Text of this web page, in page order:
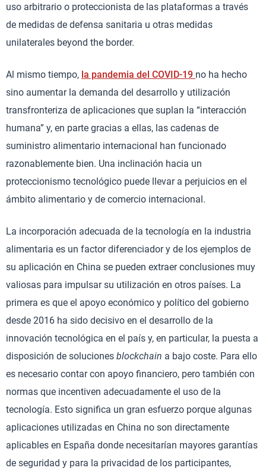
uso arbitrario o proteccionista de las plataformas a través
de medidas de defensa sanitaria u otras medidas
unilaterales beyond the border.
Al mismo tiempo, la pandemia del COVID-19 no ha hecho
sino aumentar la demanda del desarrollo y utilización
transfronteriza de aplicaciones que suplan la “interacción
humana” y, en parte gracias a ellas, las cadenas de
suministro alimentario internacional han funcionado
razonablemente bien. Una inclinación hacia un
proteccionismo tecnológico puede llevar a perjuicios en el
ámbito alimentario y de comercio internacional.
La incorporación adecuada de la tecnología en la industria
alimentaria es un factor diferenciador y de los ejemplos de
su aplicación en China se pueden extraer conclusiones muy
valiosas para impulsar su utilización en otros países. La
primera es que el apoyo económico y político del gobierno
desde 2016 ha sido decisivo en el desarrollo de la
innovación tecnológica en el país y, en particular, la puesta a
disposición de soluciones blockchain a bajo coste. Para ello
es necesario contar con apoyo financiero, pero también con
normas que incentiven adecuadamente el uso de la
tecnología. Esto significa un gran esfuerzo porque algunas
aplicaciones utilizadas en China no son directamente
aplicables en España donde necesitarían mayores garantías
de seguridad y para la privacidad de los participantes,